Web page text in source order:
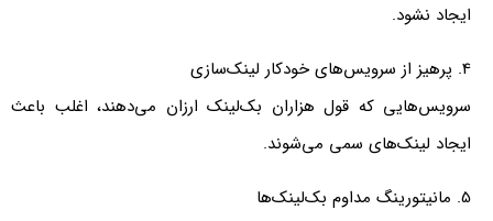
ایجاد نشود.
4. پرهیز از سرویس‌های خودکار لینک‌سازی
سرویس‌هایی که قول هزاران بک‌لینک ارزان می‌دهند، اغلب باعث
ایجاد لینک‌های سمی می‌شوند.
5. مانیتورینگ مداوم بک‌لینک‌ها